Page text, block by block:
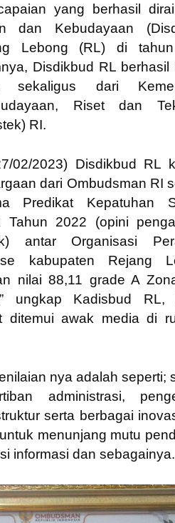
yang berhasil
dan Kebudayaan
Lebong (RL) di
Disdikbud RL berhasil
sekaligus dari
Riset dan
RI.
02/2023) Disdikbud RL
dari Ombudsman RI
Predikat Kepatuhan
Tahun 2022 (opini
antar Organisasi
kabupaten Rejang
nilai 88,11 grade A
ungkap Kadisbud RL,
ditemui awak media di
nya adalah seperti;
administrasi,
serta berbagai
menunjang mutu
informasi dan sebagainya.